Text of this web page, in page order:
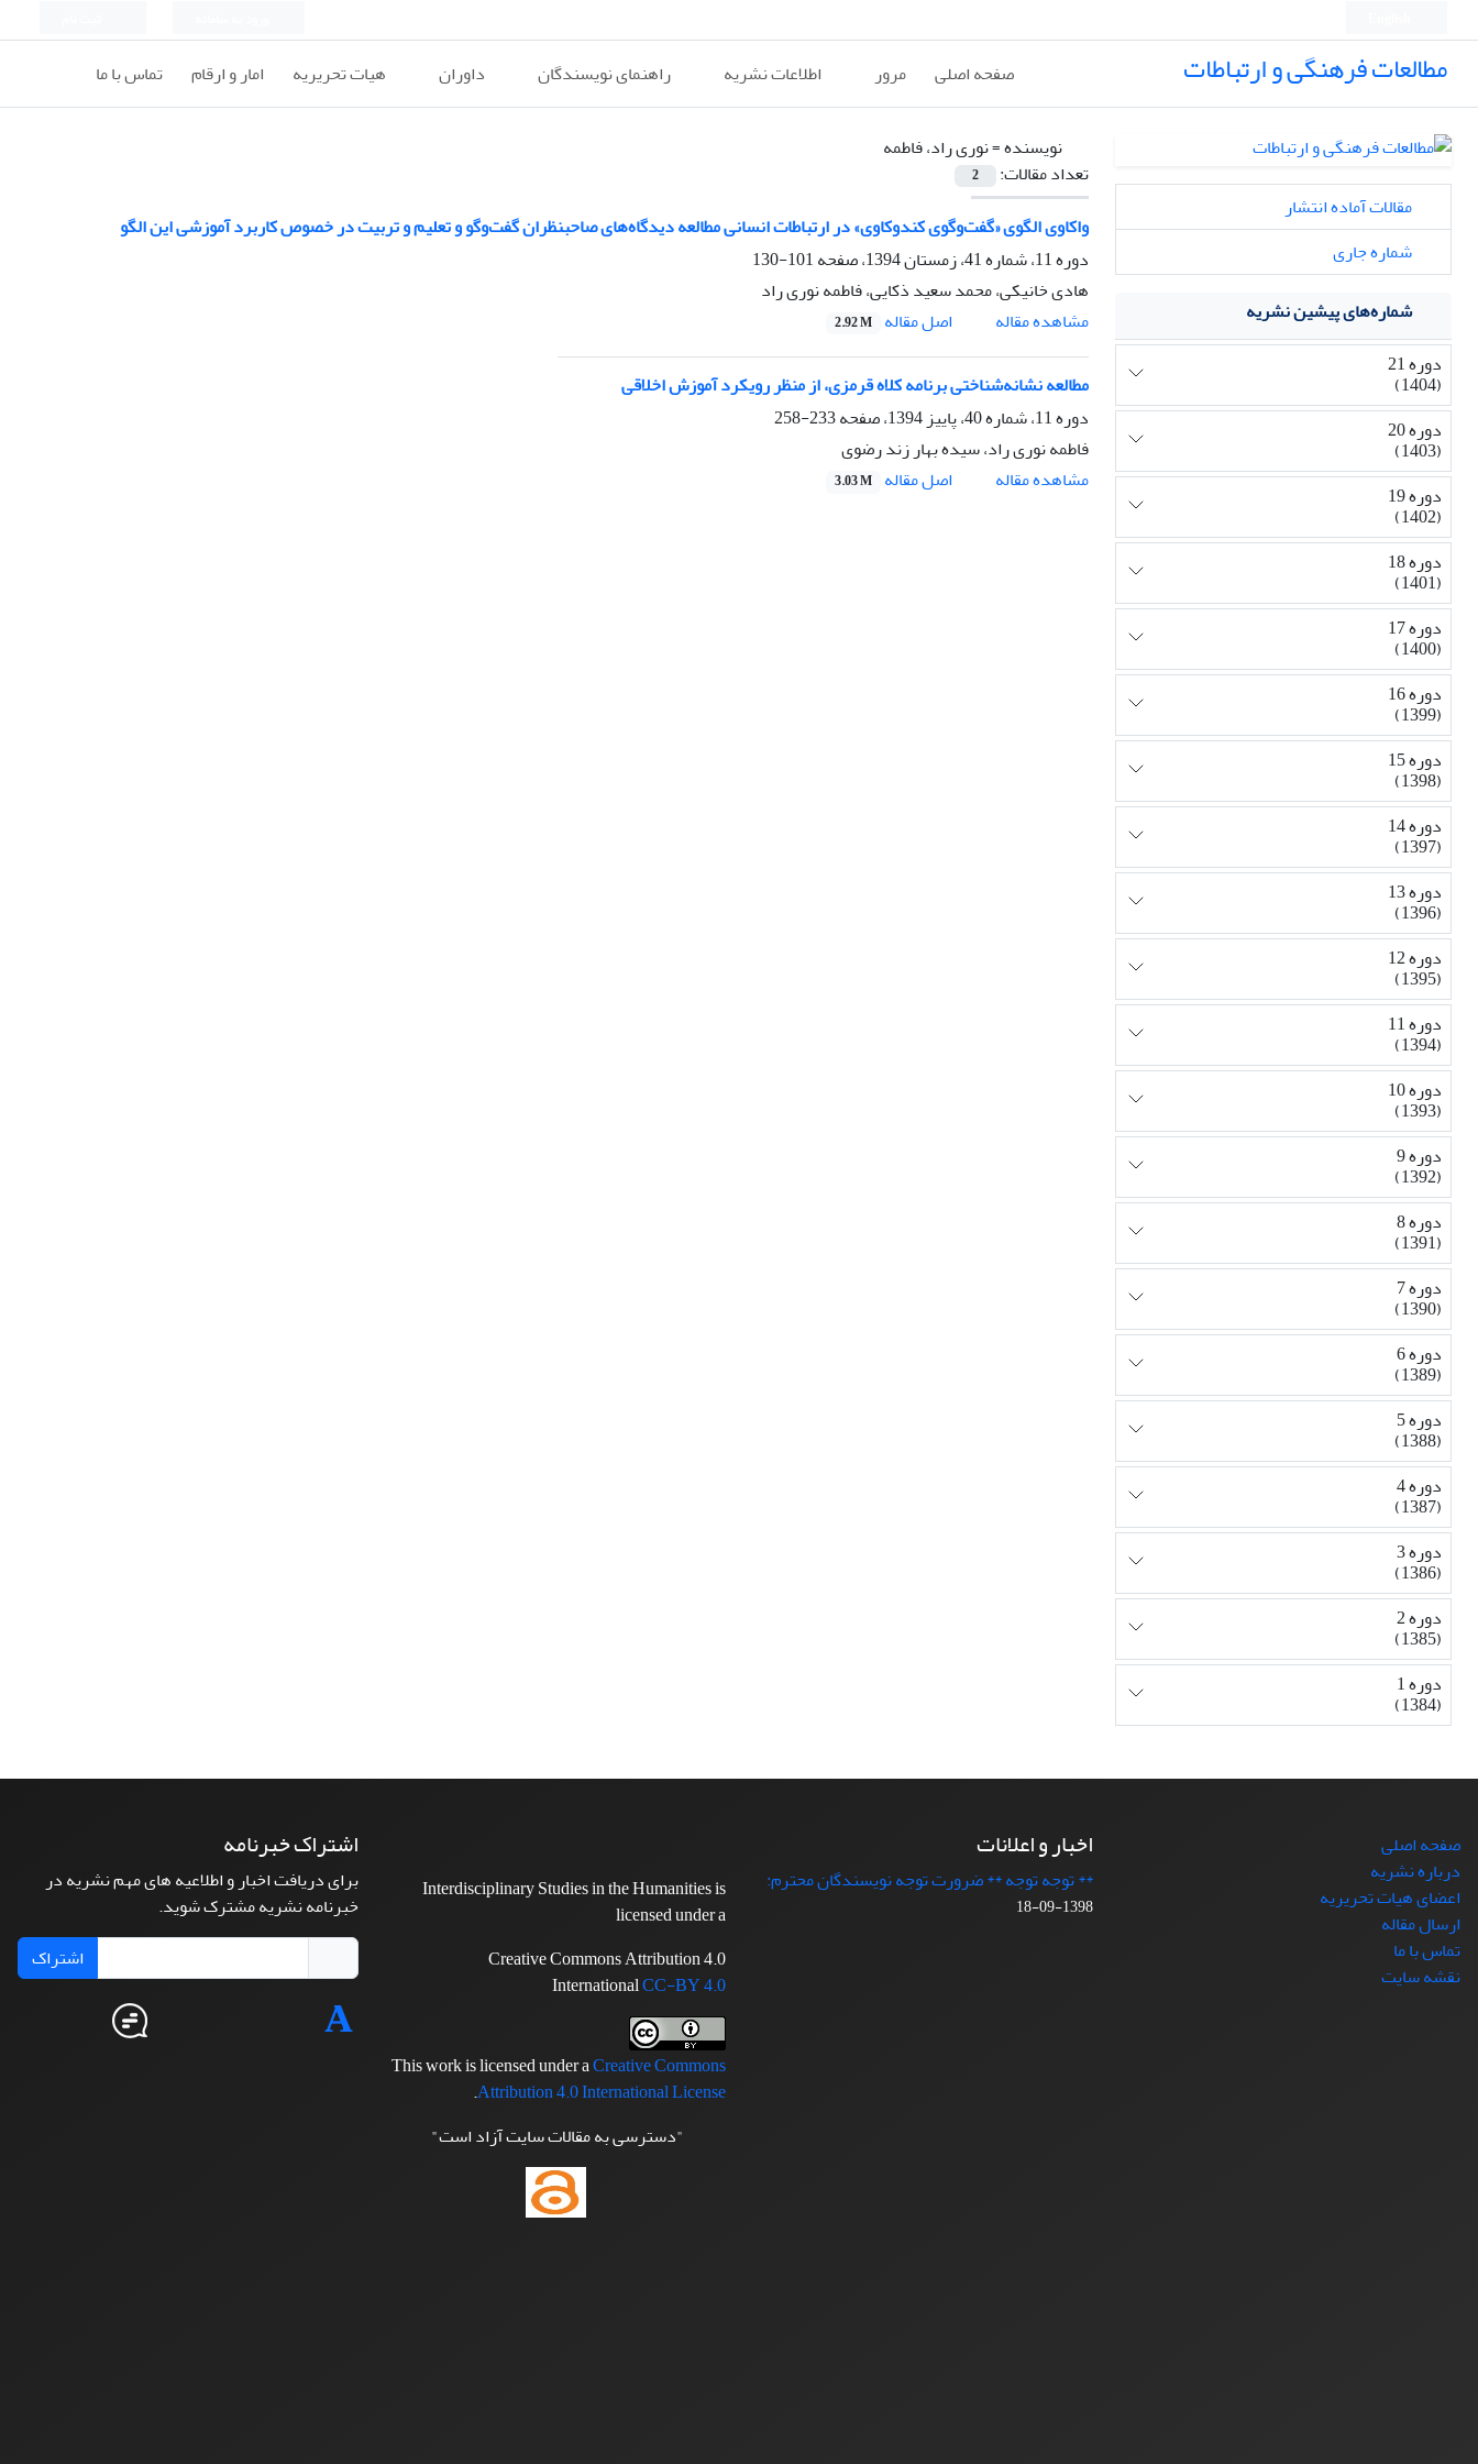
مطالعات فرهنگی و ارتباطات صفحه اصلی مرور اطلاعات نشریه راهنمای نویسندگان داوران هیات تحریریه امار و ارقام تماس با ما
نویسنده =نوری راد، فاطمه
تعداد مقالات:
2
واکاوی الگوی «گفت‌‌وگوی کندوکاوی» در ارتباطات انسانی مطالعه دیدگاه‌های صاحب‏نظران گفت‌وگو و تعلیم و تربیت در خصوص کاربرد آموزشی این الگو
دوره 11، شماره 41، زمستان 1394، صفحه
101-130
هادی خانیکی، محمد سعید ذکایی، فاطمه نوری راد
مشاهده مقاله
اصل مقاله 2.92 M
مطالعه نشانه‌شناختی برنامه کلاه قرمزی، از منظر رویکرد آموزش اخلاقی
دوره 11، شماره 40، پاییز 1394، صفحه
233-258
فاطمه نوری راد، سیده بهار زند رضوی
مشاهده مقاله
اصل مقاله 3.03 M
مقالات آماده انتشار
شماره جاری
شماره‌های پیشین نشریه
دوره 21
(1404)
دوره 20
(1403)
دوره 19
(1402)
دوره 18
(1401)
دوره 17
(1400)
دوره 16
(1399)
دوره 15
(1398)
دوره 14
(1397)
دوره 13
(1396)
دوره 12
(1395)
دوره 11
(1394)
دوره 10
(1393)
دوره 9
(1392)
دوره 8
(1391)
دوره 7
(1390)
دوره 6
(1389)
دوره 5
(1388)
دوره 4
(1387)
دوره 3
(1386)
دوره 2
(1385)
دوره 1
(1384)
صفحه اصلی
درباره نشریه
اعضای هیات تحریریه
ارسال مقاله
تماس با ما
نقشه سایت
اخبار و اعلانات
** توجه توجه ** ضرورت توجه نویسندگان محترم:
1398-09-18
Interdisciplinary Studies in the Humanities is
licensed under a
Creative Commons Attribution 4.0
InternationalCC-BY 4.0
This work is licensed under aCreative Commons
Attribution 4.0 International License
.
"دسترسی به مقالات سایت آزاد است"
اشتراک خبرنامه
برای دریافت اخبار و اطلاعیه های مهم نشریه در
خبرنامه نشریه مشترک شوید.
اشتراک